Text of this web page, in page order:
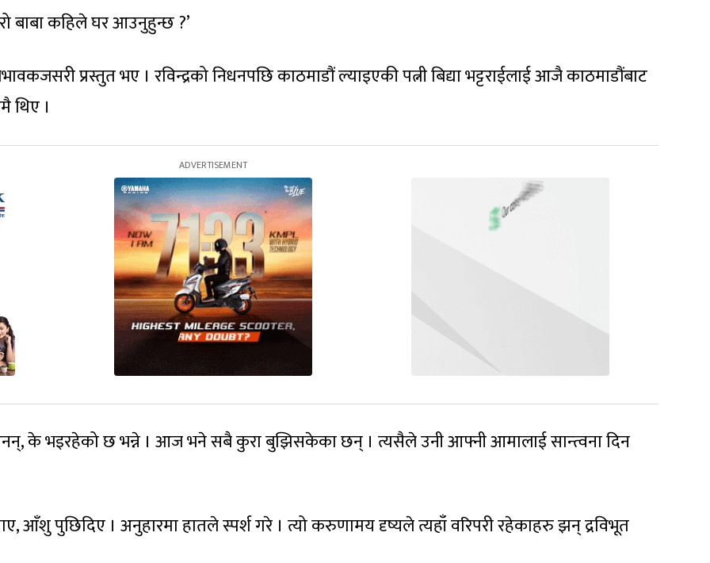
बाबा कहिले घर आउनुहुन्छ ?’
प्रस्तुत भए । रविन्द्रको निधनपछि काठमाडौं ल्याइएकी पत्नी बिद्या भट्टराईलाई आजै काठमाडौंबाट
थिए ।
के भइरहेको छ भन्ने । आज भने सबै कुरा बुझिसकेका छन् । त्यसैले उनी आफ्नी आमालाई सान्त्वना दिन
आँशु पुछिदिए । अनुहारमा हातले स्पर्श गरे । त्यो करुणामय दृष्यले त्यहाँ वरिपरी रहेकाहरु झन् द्रविभूत